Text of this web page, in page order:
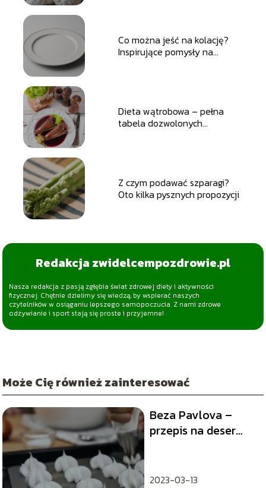
Co można jeść na kolację?
Inspirujące pomysły na
Dieta wątrobowa – pełna
tabela dozwolonych
Z czym podawać szparagi?
Oto kilka pysznych propozycji
Redakcja zwidelcempozdrowie.pl
Nasza redakcja z pasją zgłębia świat zdrowej diety i aktywności
fizycznej. Chętnie dzielimy się wiedzą, by wspierać naszych
czytelników w osiąganiu lepszego samopoczucia. Z nami zdrowe
odżywianie i sport stają się proste i przyjemne!
Może Cię również zainteresować
Beza Pavlova –
przepis na deser
2023-03-13